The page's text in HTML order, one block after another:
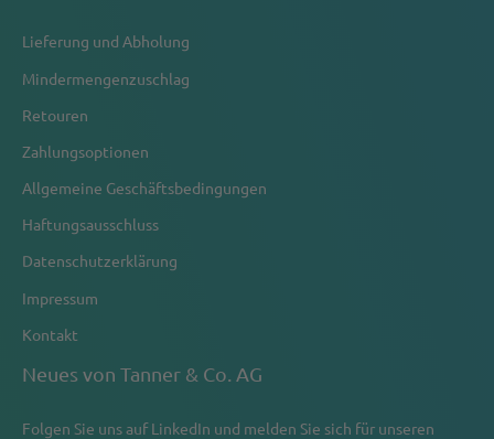
Lieferung und Abholung
Mindermengenzuschlag
Retouren
Zahlungsoptionen
Allgemeine Geschäftsbedingungen
Haftungsausschluss
Datenschutzerklärung
Impressum
Kontakt
Neues von Tanner & Co. AG
Folgen Sie uns aufLinkedIn und melden Sie sich für unseren